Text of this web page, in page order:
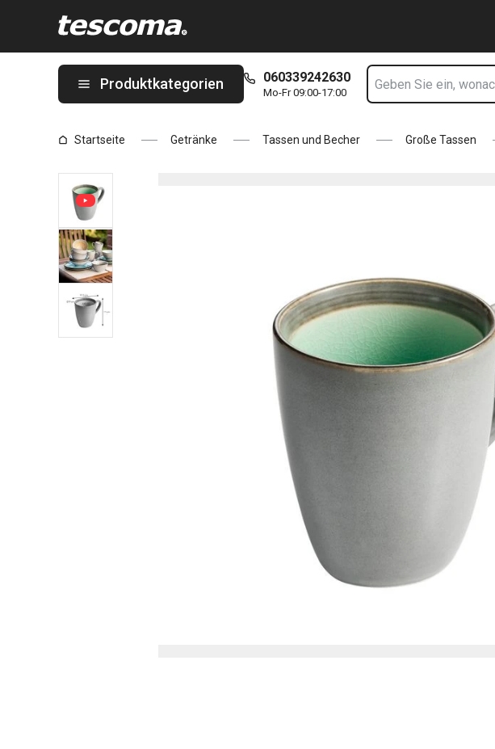
Produktkategorien 060339242630
Mo-Fr 09:00-17:00
Startseite Getränke Tassen und Becher Große Tassen